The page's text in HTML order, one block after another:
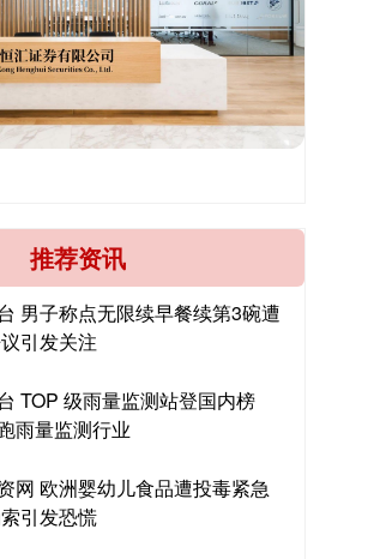
推荐资讯
男子称点无限续早餐续第3碗遭
引发关注
TOP 级雨量监测站登国内榜
雨量监测行业
网 欧洲婴幼儿食品遭投毒紧急
引发恐慌